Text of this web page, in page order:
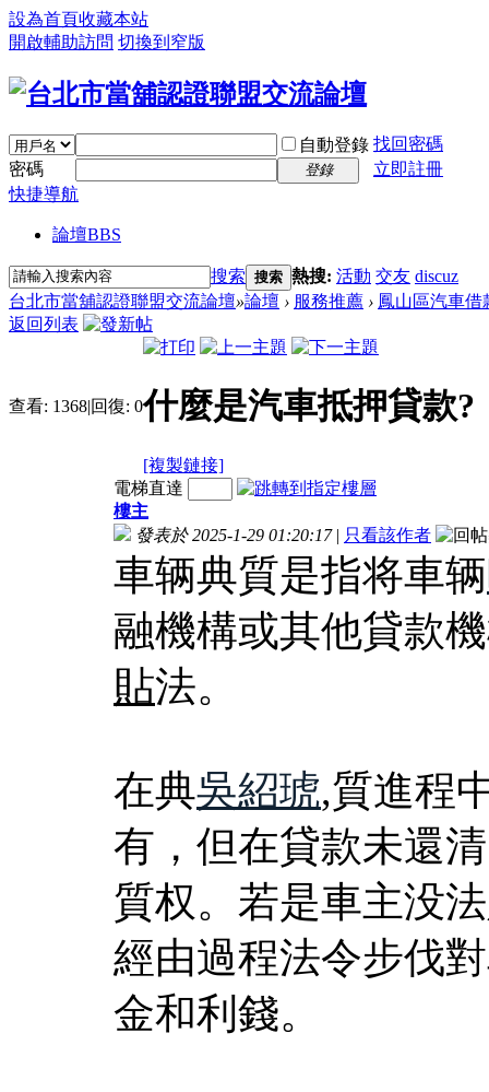
設為首頁收藏本站
開啟輔助訪問 切換到窄版
自動登錄 找回密碼
密碼
登錄
立即註冊
快捷導航
論壇BBS
搜索 搜索 熱搜: 活動 交友 discuz
台北市當舖認證聯盟交流論壇»論壇 › 服務推薦 › 鳳山區汽車借
返回列表
查看: 1368|回復: 0什麼是汽車抵押貸款?
[複製鏈接]
電梯直達
樓主
發表於 2025-1-29 01:20:17 | 只看該作者
車辆典質是指将車辆
融機構或其他貸款
貼法。
在典吳紹琥,質進程
有，但在貸款未還
質权。若是車主没
經由過程法令步伐
金和利錢。